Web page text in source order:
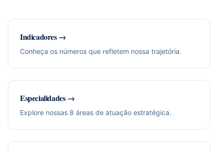
Indicadores →
Conheça os números que refletem nossa trajetória.
Especialidades →
Explore nossas 8 áreas de atuação estratégica.